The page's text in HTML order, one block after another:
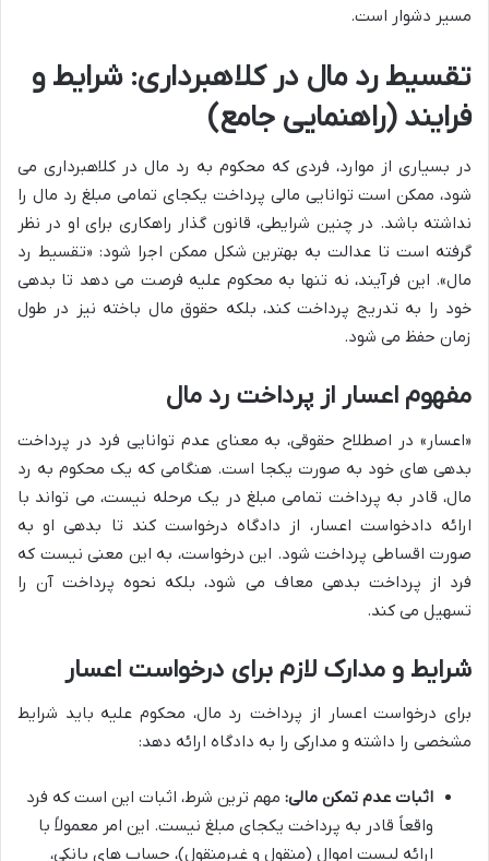
مسیر دشوار است.
تقسیط رد مال در کلاهبرداری: شرایط و
فرایند (راهنمایی جامع)
در بسیاری از موارد، فردی که محکوم به رد مال در کلاهبرداری می
شود، ممکن است توانایی مالی پرداخت یکجای تمامی مبلغ رد مال را
نداشته باشد. در چنین شرایطی، قانون گذار راهکاری برای او در نظر
گرفته است تا عدالت به بهترین شکل ممکن اجرا شود: «تقسیط رد
مال». این فرآیند، نه تنها به محکوم علیه فرصت می دهد تا بدهی
خود را به تدریج پرداخت کند، بلکه حقوق مال باخته نیز در طول
زمان حفظ می شود.
مفهوم اعسار از پرداخت رد مال
«اعسار» در اصطلاح حقوقی، به معنای عدم توانایی فرد در پرداخت
بدهی های خود به صورت یکجا است. هنگامی که یک محکوم به رد
مال، قادر به پرداخت تمامی مبلغ در یک مرحله نیست، می تواند با
ارائه دادخواست اعسار، از دادگاه درخواست کند تا بدهی او به
صورت اقساطی پرداخت شود. این درخواست، به این معنی نیست که
فرد از پرداخت بدهی معاف می شود، بلکه نحوه پرداخت آن را
تسهیل می کند.
شرایط و مدارک لازم برای درخواست اعسار
برای درخواست اعسار از پرداخت رد مال، محکوم علیه باید شرایط
مشخصی را داشته و مدارکی را به دادگاه ارائه دهد:
اثبات عدم تمکن مالی: مهم ترین شرط، اثبات این است که فرد
واقعاً قادر به پرداخت یکجای مبلغ نیست. این امر معمولاً با
ارائه لیست اموال (منقول و غیرمنقول)، حساب های بانکی،